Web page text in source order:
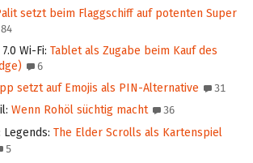
setzt beim Flaggschiff auf potenten Super
84
Wi-Fi: Tablet als Zugabe beim Kauf des
6
setzt auf Emojis als PIN-Alternative 31
: Wenn Rohöl süchtig macht 36
Legends: The Elder Scrolls als Kartenspiel
5